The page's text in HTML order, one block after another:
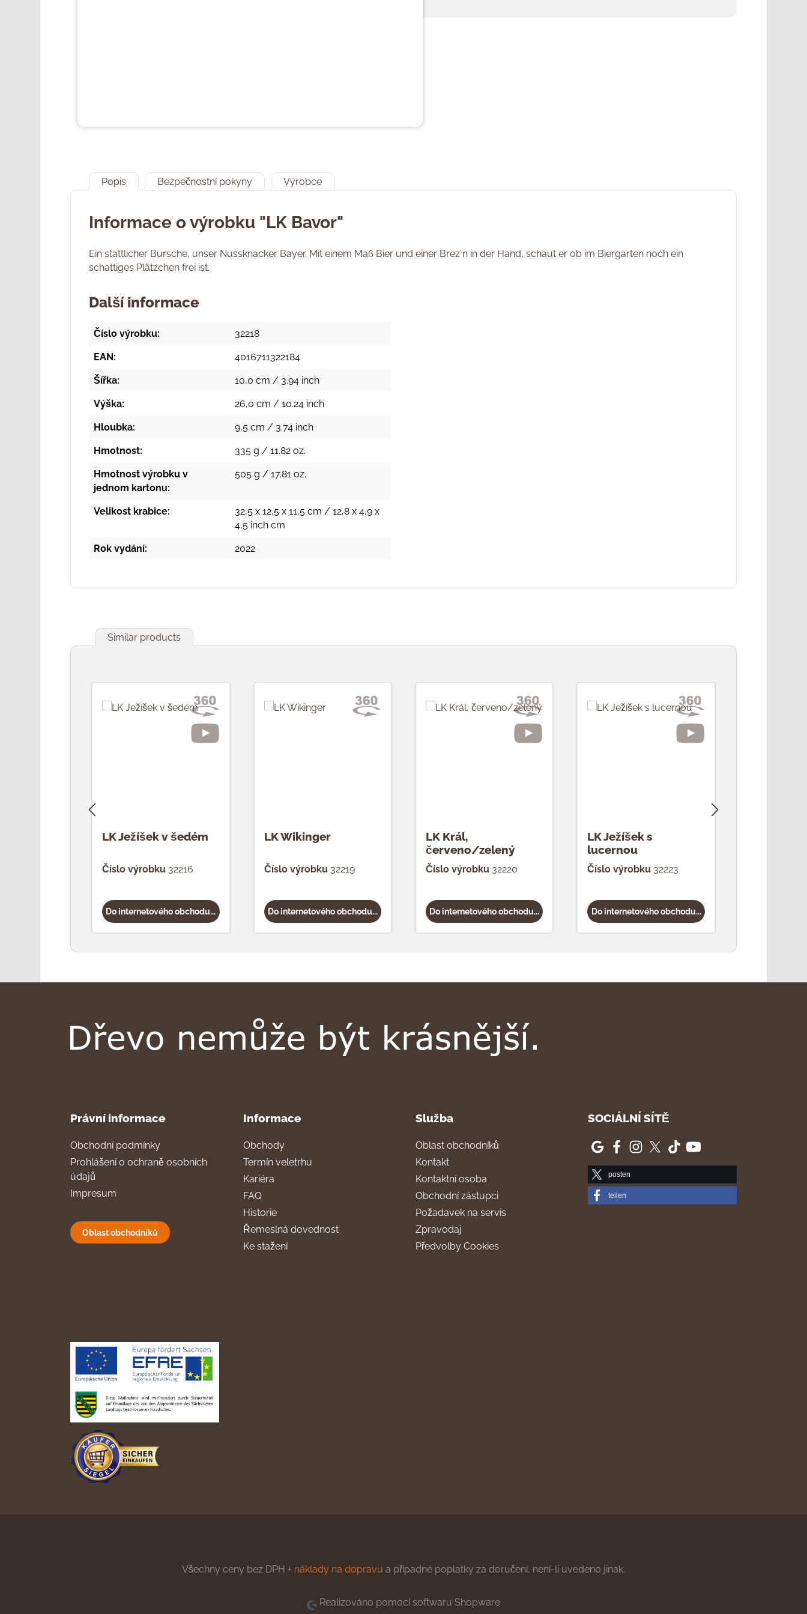
Popis Bezpečnostní pokyny Výrobce
Informace o výrobku "LK Bavor"
Ein stattlicher Bursche, unser Nussknacker Bayer. Mit einem Maß Bier und einer Brez´n in der Hand, schaut er ob im Biergarten noch ein
schattiges Plätzchen frei ist.
Další informace
Číslo výrobku: 32218
EAN: 4016711322184
Šířka: 10,0 cm / 3.94 inch
Výška: 26,0 cm / 10.24 inch
Hloubka: 9,5 cm / 3.74 inch
Hmotnost: 335 g / 11.82 oz.
Hmotnost výrobku v
jednom kartonu:
505 g / 17.81 oz.
Velikost krabice:
32,5 x 12,5 x 11,5 cm / 12,8 x 4,9 x
4,5 inch cm
Rok vydání: 2022
Similar products
LK Ježíšek v šedém
Číslo výrobku 32216
Do internetového obchodu...
LK Wikinger
Číslo výrobku32219
Do internetového obchodu...
LK Král,
červeno/zelený
Číslo výrobku32220
Do internetového obchodu...
LK Ježíšek s
lucernou
Číslo výrobku 32223
Do internetového obchodu...
Právní informace
Obchodní podmínky
Prohlášení o ochraně osobních
údajů
Impresum
Oblast obchodníků
Informace
Obchody
Termín veletrhu
Kariéra
FAQ
Historie
Řemeslná dovednost
Ke stažení
Služba
Oblast obchodníků
Kontakt
Kontaktní osoba
Obchodní zástupci
Požadavek na servis
Zpravodaj
Předvolby Cookies
SOCIÁLNÍ SÍTĚ
posten
teilen
Všechny ceny bez DPH + náklady na dopravu a případné poplatky za doručení, není-li uvedeno jinak.
Realizováno pomocí softwaru Shopware